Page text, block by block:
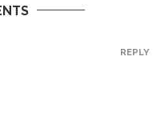
REPLY